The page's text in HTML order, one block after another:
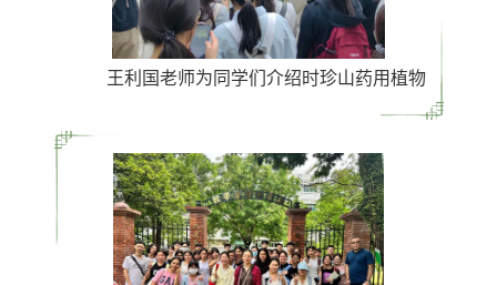
王利国老师为同学们介绍时珍山药用植物